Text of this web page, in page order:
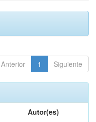
Anterior 1 Siguiente
Autor(es)